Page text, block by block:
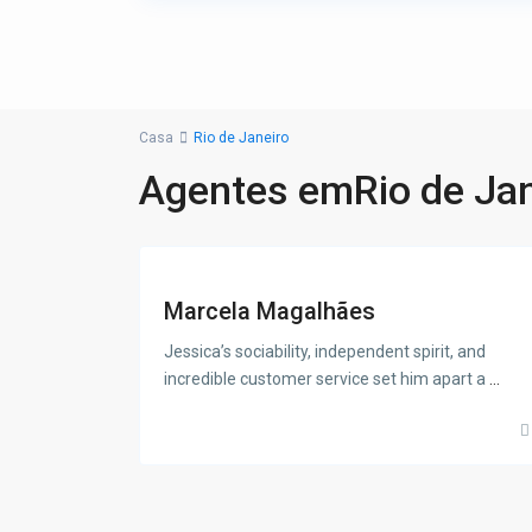
Casa Rio de Janeiro
Agentes emRio de
Marcela Magalhães
Jessica’s sociability, independent spirit, and
incredible customer service set him apart a